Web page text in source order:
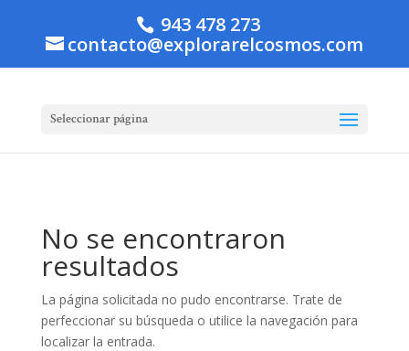
943 478 273
contacto@explorarelcosmos.com
Seleccionar página
No se encontraron
resultados
La página solicitada no pudo encontrarse. Trate de
perfeccionar su búsqueda o utilice la navegación para
localizar la entrada.